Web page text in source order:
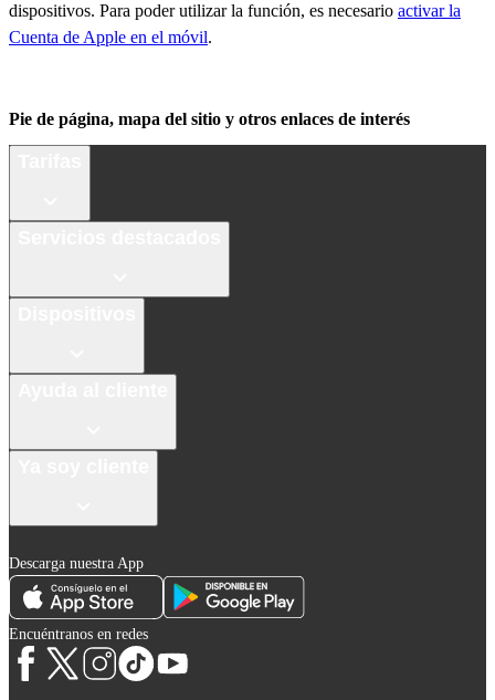
dispositivos. Para poder utilizar la función, es necesario activar la
Cuenta de Apple en el móvil.
Pie de página, mapa del sitio y otros enlaces de interés
Descarga nuestra App
Encuéntranos en redes